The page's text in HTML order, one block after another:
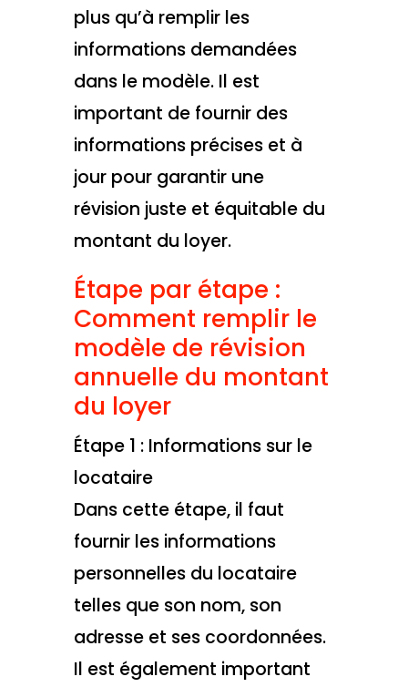
plus qu’à remplir les
informations demandées
dans le modèle. Il est
important de fournir des
informations précises et à
jour pour garantir une
révision juste et équitable du
montant du loyer.
Étape par étape :
Comment remplir le
modèle de révision
annuelle du montant
du loyer
Étape 1 : Informations sur le
locataire
Dans cette étape, il faut
fournir les informations
personnelles du locataire
telles que son nom, son
adresse et ses coordonnées.
Il est également important